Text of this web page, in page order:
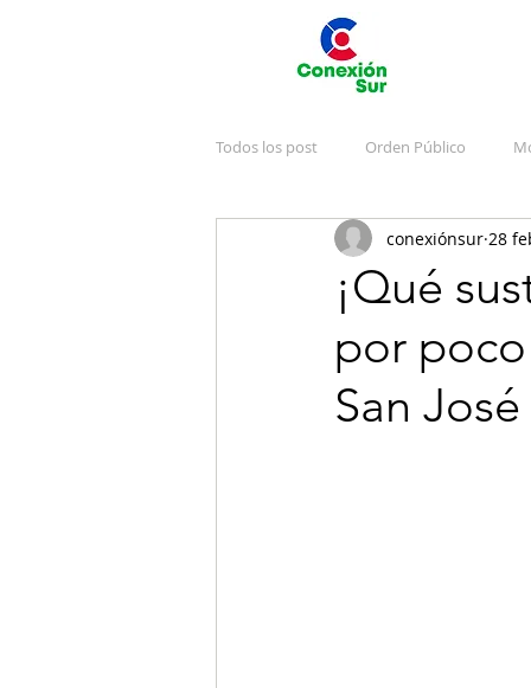
Todos los post Orden Público
Arte y Cultura
Emergencias Publicidad
¡Qué
por
San
conexiónsur 28